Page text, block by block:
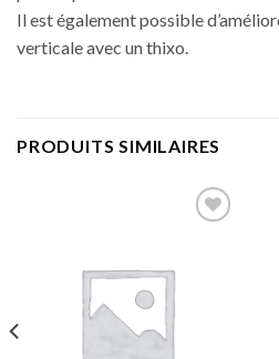
Il est également possible
verticale avec un thixo.
PRODUITS SIMILAIRES